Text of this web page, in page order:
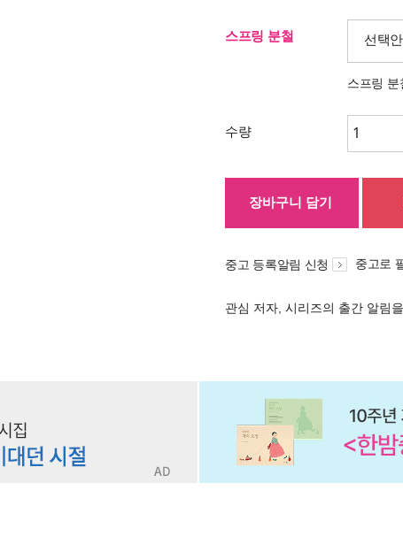
스프링 분철 선택
스프링 분
수량
장바구니 담기
중고 등록알림 신청 중고로
관심 저자, 시리즈의 출간 알림